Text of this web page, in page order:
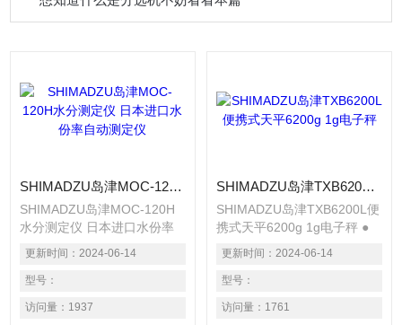
SHIMADZU岛津MOC-120H水分测定仪 日本进口水份率自动测定仪
SHIMADZU岛津MOC-120H
水分测定仪 日本进口水份率
自动测定仪 采用新型质量传
感器“Uni Bloc” 准确的水分率
自动测定 采用宽称量盘
（130mm） 可薄而均匀地装
载多量试样，快速进行精密的
更新时间： 2024-06-14
型号：
访问量： 1937
SHIMADZU岛津TXB6200L便携式天平6200g 1g电子秤
SHIMADZU岛津TXB6200L便
携式天平6200g 1g电子秤 ●
操作简单的键盘设计 的菜单
操作键从用键中独立出来。使
用十字键充分感受菜单操作的
直感和便利。 ● 测定的Z佳设
备，灵敏度的迅速设置 在测
更新时间： 2024-06-14
型号：
访问量： 1761